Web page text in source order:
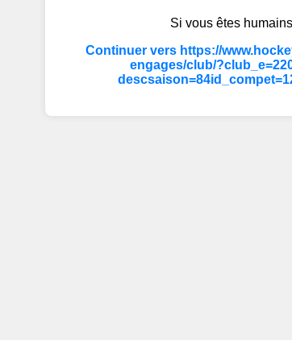
Si vous êtes
Continuer vers https://
engages/club/